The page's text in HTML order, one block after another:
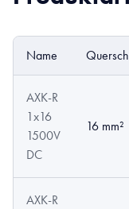
Name
AXK-R
1x16
1500V
DC
16 mm²
AXK-R